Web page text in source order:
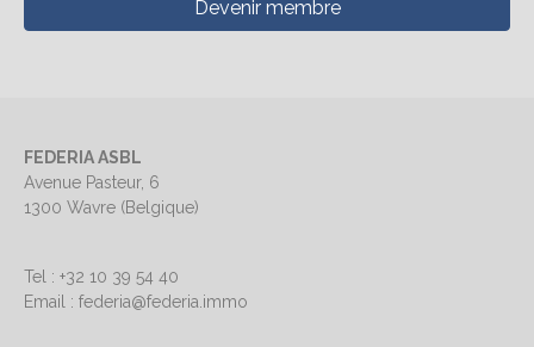
Devenir membre
FEDERIA ASBL
Avenue Pasteur, 6
1300 Wavre (Belgique)
Tel : +32 10 39 54 40
Email : federia@federia.immo